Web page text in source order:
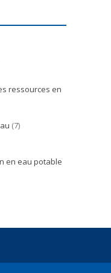
ressources en
(7)
en eau potable